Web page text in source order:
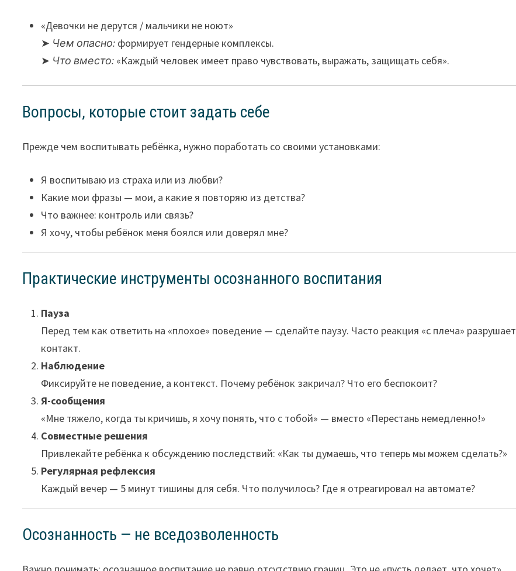
«Девочки не дерутся / мальчики не ноют»
➤ Чем опасно: формирует гендерные комплексы.
➤ Что вместо: «Каждый человек имеет право чувствовать, выражать, защищать себя».
Вопросы, которые стоит задать себе
Прежде чем воспитывать ребёнка, нужно поработать со своими установками:
Я воспитываю из страха или из любви?
Какие мои фразы — мои, а какие я повторяю из детства?
Что важнее: контроль или связь?
Я хочу, чтобы ребёнок меня боялся или доверял мне?
Практические инструменты осознанного воспитания
Пауза
Перед тем как ответить на «плохое» поведение — сделайте паузу. Часто реакция «с плеча» разрушает
контакт.
Наблюдение
Фиксируйте не поведение, а контекст. Почему ребёнок закричал? Что его беспокоит?
Я-сообщения
«Мне тяжело, когда ты кричишь, я хочу понять, что с тобой» — вместо «Перестань немедленно!»
Совместные решения
Привлекайте ребёнка к обсуждению последствий: «Как ты думаешь, что теперь мы можем сделать?»
Регулярная рефлексия
Каждый вечер — 5 минут тишины для себя. Что получилось? Где я отреагировал на автомате?
Осознанность — не вседозволенность